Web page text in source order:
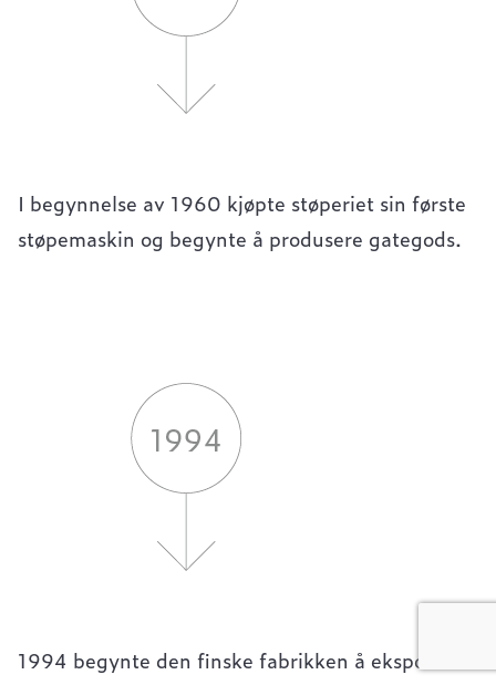
I begynnelse av 1960 kjøpte støperiet sin første
støpemaskin og begynte å produsere gategods.
1994 begynte den finske fabrikken å eksportere